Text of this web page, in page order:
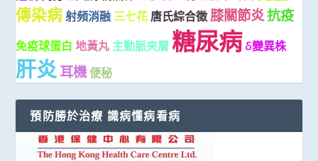
傳染病 射頻消融 三七花 唐氏綜合徵 膝關節炎抗疫
免疫球蛋白 地黃丸 主動脈夾層 糖尿病 δ變異株
肝炎耳機便秘
預防勝於治療 識病懂病看病